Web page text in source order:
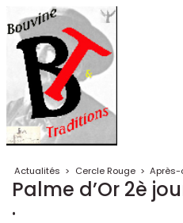
Actualités > Cercle Rouge > Après-
Palme d’Or 2è
.